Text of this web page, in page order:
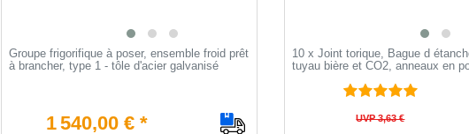
Groupe frigorifique à poser, ensemble froid prêt
à brancher, type 1 - tôle d'acier galvanisé
1 540,00 € *
10 x Joint torique, Bague d
tuyau bière et CO2, anneaux en
UVP 3,63 €